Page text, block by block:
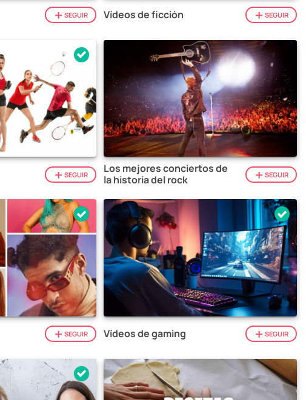
SEGUIR Vídeos de ficción SEGUIR
SEGUIR
Los mejores conciertos de
la historia del rock
SEGUIR
SEGUIR Vídeos de gaming SEGUIR